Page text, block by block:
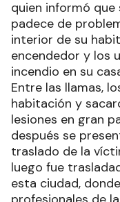
quien informó que
padece de
interior de su
encendedor y los
incendio en su
Entre las llamas,
habitación y
lesiones en gran
después se
traslado de la
luego fue
esta ciudad,